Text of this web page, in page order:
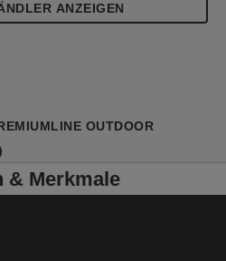
ANZEIGEN
OUTDOOR
& Merkmale